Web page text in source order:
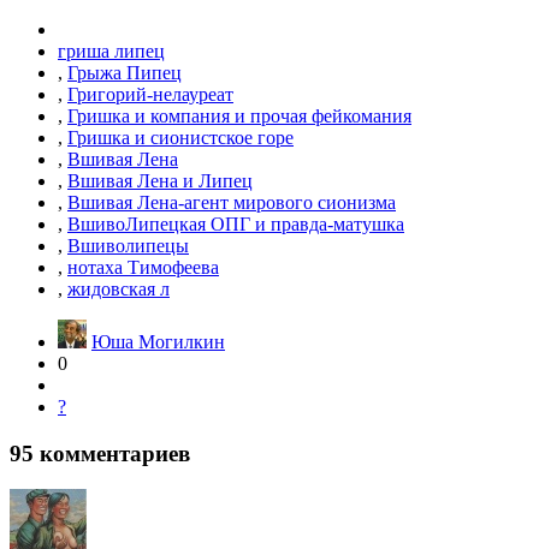
гриша липец
, Грыжа Пипец
, Григорий-нелауреат
, Гришка и компания и прочая фейкомания
, Гришка и сионистское горе
, Вшивая Лена
, Вшивая Лена и Липец
, Вшивая Лена-агент мирового сионизма
, ВшивоЛипецкая ОПГ и правда-матушка
, Вшиволипецы
, нотаха Тимофеева
, жидовская л
Юша Могилкин
0
?
95 комментариев